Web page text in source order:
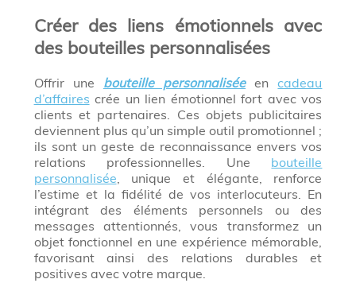
Créer des liens émotionnels avec
des bouteilles personnalisées
Offrir une bouteille personnaliséeencadeau
d’affaires crée un lien émotionnel fort avec vos
clients et partenaires. Ces objets publicitaires
deviennent plus qu’un simple outil promotionnel ;
ils sont un geste de reconnaissance envers vos
relations professionnelles. Une bouteille
personnalisée, unique et élégante, renforce
l’estime et la fidélité de vos interlocuteurs. En
intégrant des éléments personnels ou des
messages attentionnés, vous transformez un
objet fonctionnel en une expérience mémorable,
favorisant ainsi des relations durables et
positives avec votre marque.